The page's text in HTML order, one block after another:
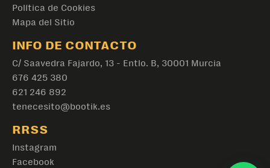
Política de Cookies
Mapa del Sitio
INFO DE CONTACTO
C/ Saavedra Fajardo, 13 - Entlo. B, 30001 Murcia
676 425 380
621 246 892
tenecesito@bootik.es
RRSS
Instagram
Facebook